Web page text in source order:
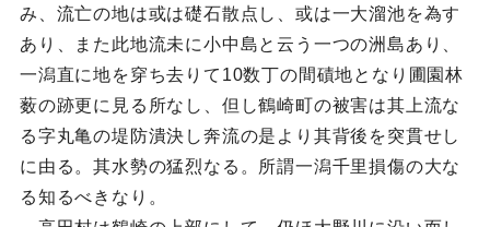
み、流亡の地は或は礎石散点し、或は一大溜池を為す
あり、また此地流未に小中島と云う一つの洲島あり、
一潟直に地を穿ち去りて10数丁の間磧地となり圃園林
薮の跡更に見る所なし、但し鶴崎町の被害は其上流な
る字丸亀の堤防潰決し奔流の是より其背後を突貫せし
に由る。其水勢の猛烈なる。所謂一潟千里損傷の大な
る知るべきなり。